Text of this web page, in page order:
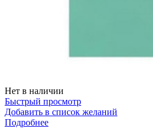
Нет в наличии
Быстрый просмотр
Добавить в список желаний
Подробнее